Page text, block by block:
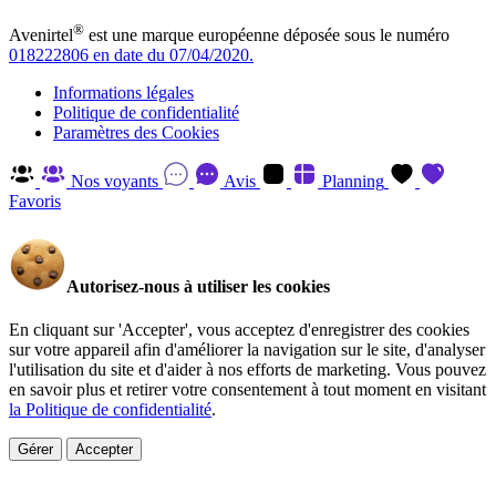
Avenirtel® est une marque européenne déposée sous le numéro
018222806 en date du 07/04/2020.
Informations légales
Politique de confidentialité
Paramètres des Cookies
Nos voyants Avis
Planning
Favoris
Autorisez-nous à utiliser les cookies
En cliquant sur 'Accepter', vous acceptez d'enregistrer des cookies
sur votre appareil afin d'améliorer la navigation sur le site, d'analyser
l'utilisation du site et d'aider à nos efforts de marketing. Vous pouvez
en savoir plus et retirer votre consentement à tout moment en visitant
la Politique de confidentialité.
Gérer Accepter